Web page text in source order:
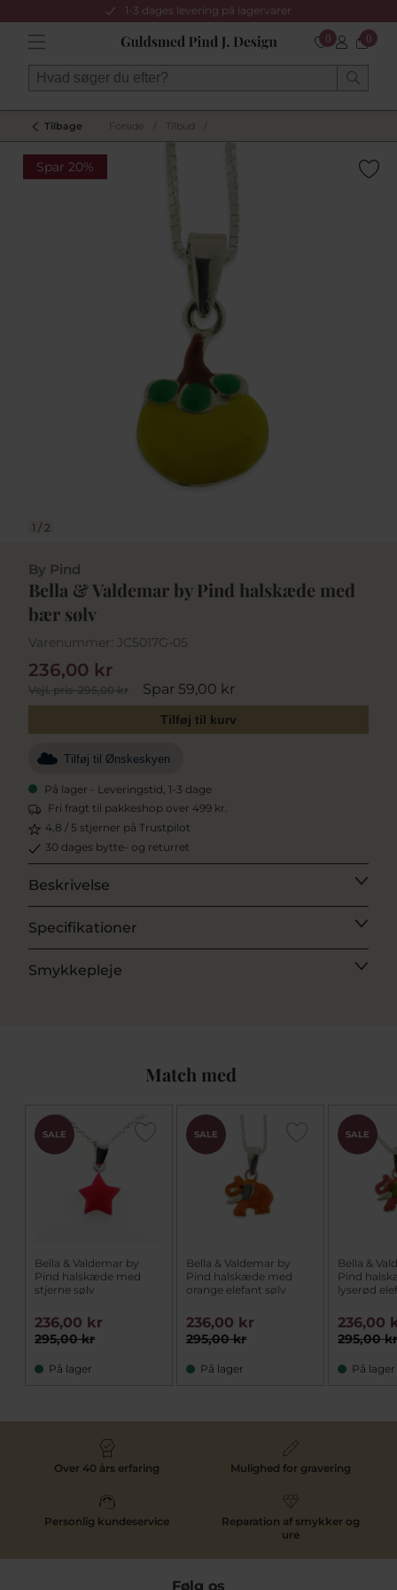
1-3 dages levering på lagervarer
0 0
Tilbage Forside Tilbud
Spar 20%
1 / 2
By Pind
Bella & Valdemar by Pind halskæde med
bær sølv
Varenummer: JC5017G-05
Vejl. pris295,00 kr Spar 59,00 kr
236,00 kr
Tilføj til kurv
Tilføj til Ønskeskyen
På lager - Leveringstid, 1-3 dage
Fri fragt til pakkeshop over 499 kr.
4,8 / 5 stjerner på Trustpilot
30 dages bytte- og returret
Beskrivelse
Specifikationer
Smykkepleje
Match med
SALE
Bella & Valdemar by
Pind halskæde med
stjerne sølv
295,00 kr
236,00 kr
På lager
SALE
Bella & Valdemar by
Pind halskæde med
orange elefant sølv
295,00 kr
236,00 kr
På lager
SALE
Bella &
Pind
lyserød
295,00
236,00
På lager
Over 40 års erfaring Mulighed for gravering
Personlig kundeservice
Reparation af smykker og
ure
Følg os